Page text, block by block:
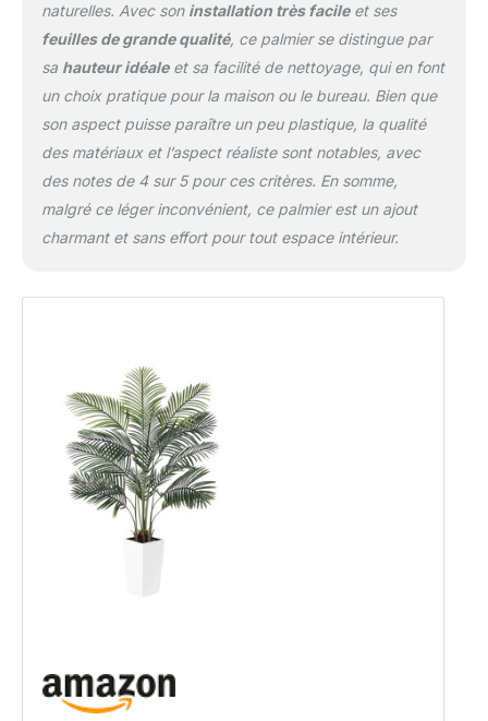
naturelles. Avec son installation très facileet ses
feuilles de grande qualité, ce palmier se distingue par
sa hauteur idéaleet sa facilité de nettoyage, qui en font
un choix pratique pour la maison ou le bureau. Bien que
son aspect puisse paraître un peu plastique, la qualité
des matériaux et l’aspect réaliste sont notables, avec
des notes de 4 sur 5 pour ces critères. En somme,
malgré ce léger inconvénient, ce palmier est un ajout
charmant et sans effort pour tout espace intérieur.